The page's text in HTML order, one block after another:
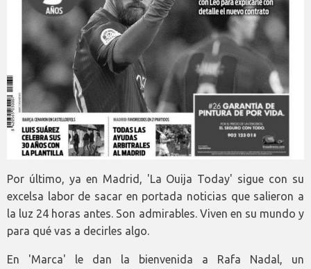
Por último, ya en Madrid, 'La Ouija Today' sigue con su
excelsa labor de sacar en portada noticias que salieron a
la luz 24 horas antes. Son admirables. Viven en su mundo y
para qué vas a decirles algo.
En 'Marca' le dan la bienvenida a Rafa Nadal, un